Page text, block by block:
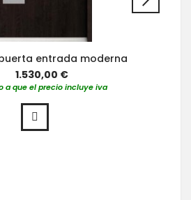
entrada moderna
1.530,00 €
a que el precio incluye iva